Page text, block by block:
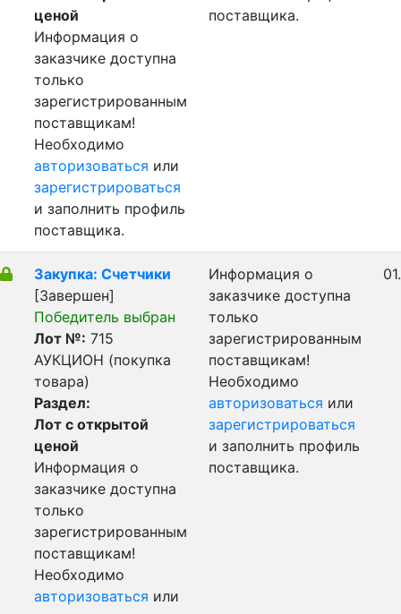
ценой
Информация о
заказчике доступна
только
зарегистрированным
поставщикам!
Необходимо
авторизоваться или
зарегистрироваться
и заполнить профиль
поставщика.
поставщика.
Закупка: Счетчики
[Завершен]
Победитель выбран
Лот №: 715
АУКЦИОН (покупка
товара)
Раздел:
Лот с открытой
ценой
Информация о
заказчике доступна
только
зарегистрированным
поставщикам!
Необходимо
авторизоваться или
Информация о
заказчике доступна
только
зарегистрированным
поставщикам!
Необходимо
авторизоваться или
зарегистрироваться
и заполнить профиль
поставщика.